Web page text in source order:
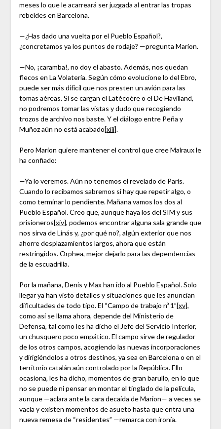
meses lo que le acarreará ser juzgada al entrar las tropas
rebeldes en Barcelona.
—¿Has dado una vuelta por el Pueblo Español?,
¿concretamos ya los puntos de rodaje? —pregunta Marion.
—No, ¡caramba!, no doy el abasto. Además, nos quedan
flecos en La Volatería. Según cómo evolucione lo del Ebro,
puede ser más difícil que nos presten un avión para las
tomas aéreas. Si se cargan el Latécoère o el De Havilland,
no podremos tomar las vistas y dudo que recogiendo
trozos de archivo nos baste. Y el diálogo entre Peña y
Muñoz aún no está acabado[xiii].
Pero Marion quiere mantener el control que cree Malraux le
ha confiado:
—Ya lo veremos. Aún no tenemos el revelado de París.
Cuando lo recibamos sabremos si hay que repetir algo, o
como terminar lo pendiente. Mañana vamos los dos al
Pueblo Español. Creo que, aunque haya los del SIM y sus
prisioneros[xiv], podemos encontrar alguna sala grande que
nos sirva de Linás y, ¿por qué no?, algún exterior que nos
ahorre desplazamientos largos, ahora que están
restringidos. Orphea, mejor dejarlo para las dependencias
de la escuadrilla.
Por la mañana, Denis y Max han ido al Pueblo Español. Solo
llegar ya han visto detalles y situaciones que les anuncian
dificultades de todo tipo. El “Campo de trabajo nº 1”[xv],
como así se llama ahora, depende del Ministerio de
Defensa, tal como les ha dicho el Jefe del Servicio Interior,
un chusquero poco empático. El campo sirve de regulador
de los otros campos, acogiendo las nuevas incorporaciones
y dirigiéndolos a otros destinos, ya sea en Barcelona o en el
territorio catalán aún controlado por la República. Ello
ocasiona, les ha dicho, momentos de gran barullo, en lo que
no se puede ni pensar en montar el tinglado de la película,
aunque —aclara ante la cara decaída de Marion— a veces se
vacía y existen momentos de asueto hasta que entra una
nueva remesa de “residentes” —remarca con ironía.